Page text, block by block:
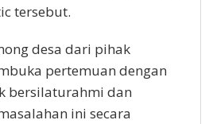
tersebut.
desa dari pihak
pertemuan dengan
bersilaturahmi dan
ini secara